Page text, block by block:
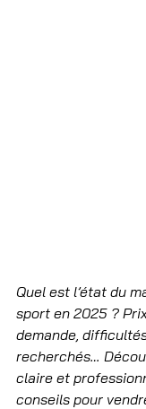
Quel est l’état du
sport en 2025 ?
demande,
recherchés…
claire et
conseils pour